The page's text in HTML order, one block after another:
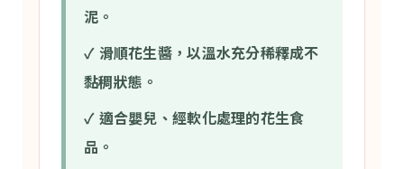
泥。
✓ 滑順花生醬，以溫水充分稀釋成不
黏稠狀態。
✓ 適合嬰兒、經軟化處理的花生食
品。